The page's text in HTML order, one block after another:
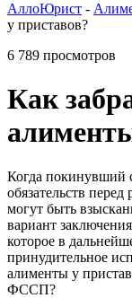
АллоЮрист -
у приставов?
6 789 просмотров
Как
Когда покинувший
обязательств
могут быть
вариант
которое в
принудительное
алименты у
ФССП?